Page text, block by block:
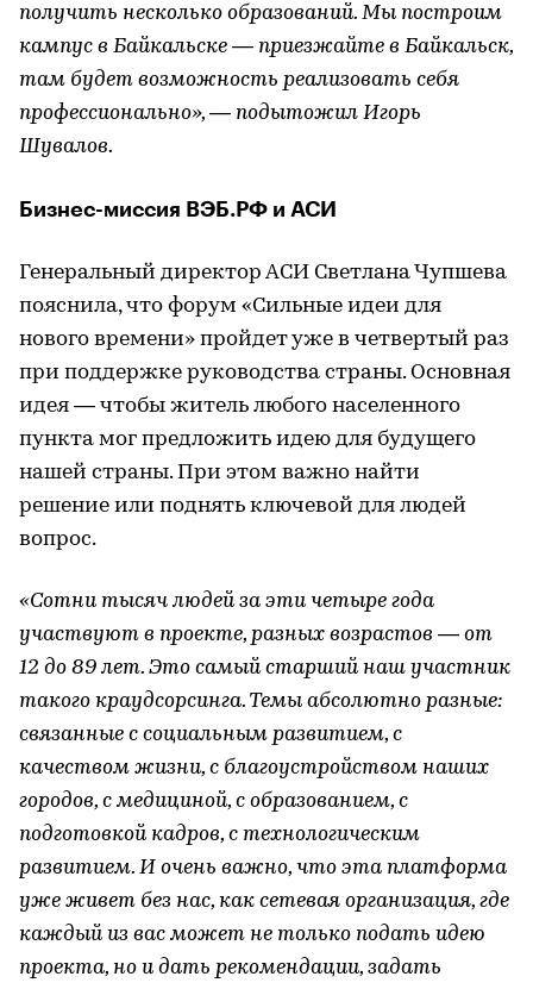
получить несколько образований. Мы построим
кампус в Байкальске — приезжайте в Байкальск,
там будет возможность реализовать себя
профессионально», — подытожил Игорь
Шувалов.
Бизнес-миссия ВЭБ.РФ и АСИ
Генеральный директор АСИ Светлана Чупшева
пояснила, что форум «Сильные идеи для
нового времени» пройдет уже в четвертый раз
при поддержке руководства страны. Основная
идея — чтобы житель любого населенного
пункта мог предложить идею для будущего
нашей страны. При этом важно найти
решение или поднять ключевой для людей
вопрос.
«Сотни тысяч людей за эти четыре года
участвуют в проекте, разных возрастов — от
12 до 89 лет. Это самый старший наш участник
такого краудсорсинга. Темы абсолютно разные:
связанные с социальным развитием, с
качеством жизни, с благоустройством наших
городов, с медициной, с образованием, с
подготовкой кадров, с технологическим
развитием. И очень важно, что эта платформа
уже живет без нас, как сетевая организация, где
каждый из вас может не только подать идею
проекта, но и дать рекомендации, задать